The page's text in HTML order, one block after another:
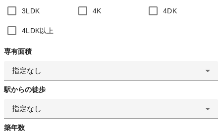
3LDK 4K 4DK
4LDK以上
専有面積
指定なし
駅からの徒歩
指定なし
築年数